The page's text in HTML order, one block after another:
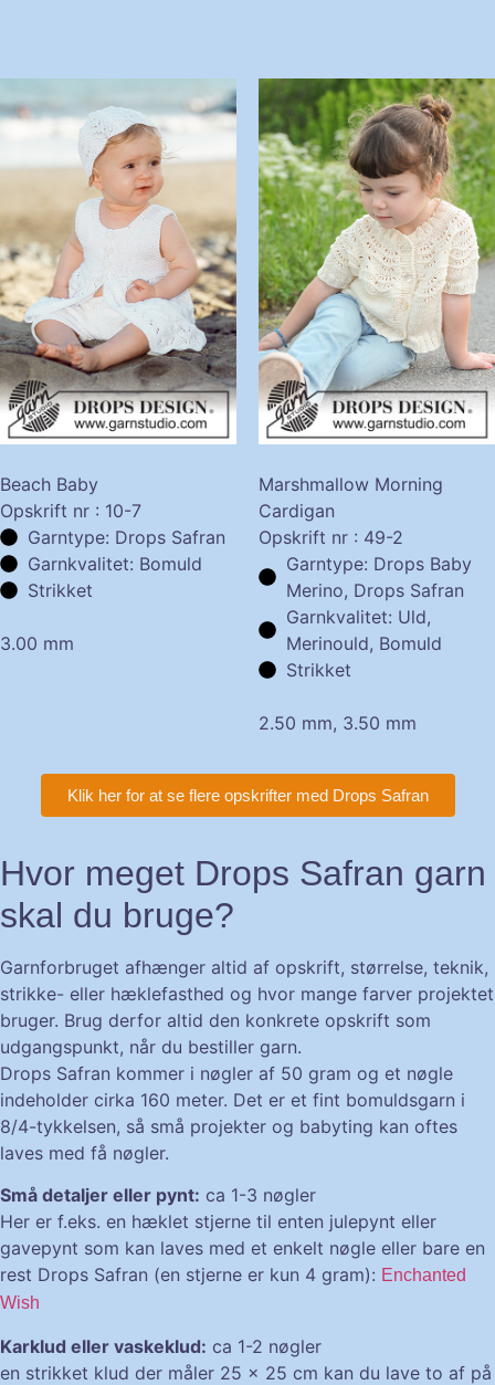
Beach Baby
Opskrift nr : 10-7
Garntype: Drops Safran
Garnkvalitet: Bomuld
Strikket
3.00 mm
Marshmallow Morning
Cardigan
Opskrift nr : 49-2
Garntype: Drops Baby
Merino, Drops Safran
Garnkvalitet: Uld,
Merinould, Bomuld
Strikket
2.50 mm, 3.50 mm
Klik her for at se flere opskrifter med Drops Safran
Hvor meget Drops Safran garn
skal du bruge?
Garnforbruget afhænger altid af opskrift, størrelse, teknik,
strikke- eller hæklefasthed og hvor mange farver projektet
bruger. Brug derfor altid den konkrete opskrift som
udgangspunkt, når du bestiller garn.
Drops Safran kommer i nøgler af 50 gram og et nøgle
indeholder cirka 160 meter. Det er et fint bomuldsgarn i
8/4-tykkelsen, så små projekter og babyting kan oftes
laves med få nøgler.
Små detaljer eller pynt: ca 1-3 nøgler
Her er f.eks. en hæklet stjerne til enten julepynt eller
gavepynt som kan laves med et enkelt nøgle eller bare en
rest Drops Safran (en stjerne er kun 4 gram): Enchanted
Wish
Karklud eller vaskeklud: ca 1-2 nøgler
en strikket klud der måler 25 x 25 cm kan du lave to af på